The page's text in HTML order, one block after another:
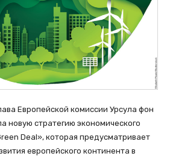
Европейской комиссии Урсула фон
новую стратегию экономического
Deal», которая предусматривает
европейского континента в